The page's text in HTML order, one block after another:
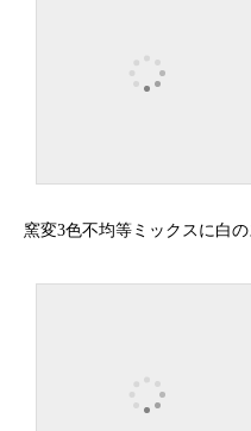
窯変3色不均等ミックスに白